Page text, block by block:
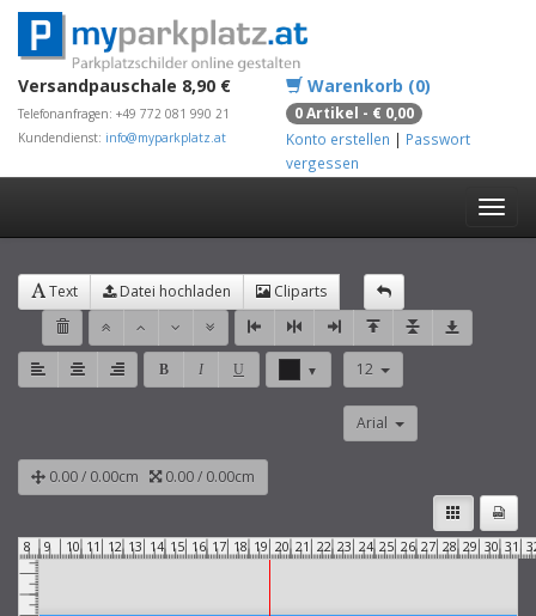
Versandpauschale 8,90 €
Telefonanfragen: +49 772 081 990 21
Kundendienst: info@myparkplatz.at
Warenkorb (0)
0 Artikel - € 0,00
Konto erstellen | Passwort
vergessen
Text Datei hochladen Cliparts
B I U ▼ 12
Arial
0.00/ 0.00 0.00/ 0.00cm
8 9 10 11 12 13 14 15 16 17 18 19 20 21 22 23 24 25 26 27 28 29 30 31